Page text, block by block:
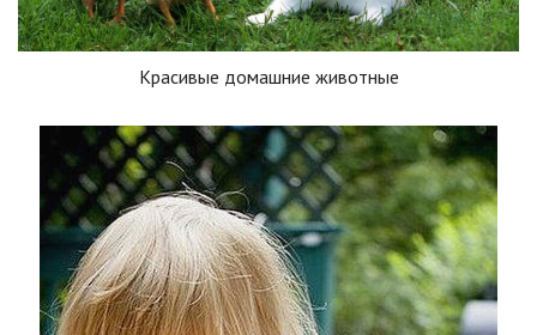
Красивые домашние животные